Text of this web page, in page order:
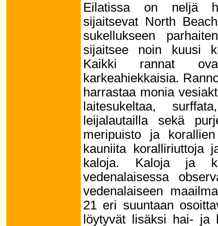
Eilatissa on neljä
sijaitsevat North
sukellukseen
sijaitsee noin kuusi
Kaikki rannat
karkeahiekkaisia.
harrastaa monia
laitesukeltaa,
leijalautailla sekä
meripuisto ja
kauniita koralliriuttoja
kaloja. Kaloja ja
vedenalaisessa
vedenalaiseen
21 eri suuntaan
löytyvät lisäksi hai- ja